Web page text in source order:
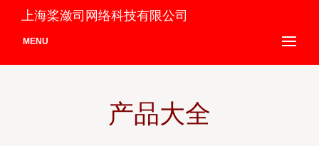
上海桨潋司网络科技有限公司
MENU
产品大全